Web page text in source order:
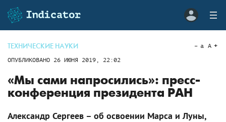
ТЕХНИЧЕСКИЕ НАУКИ
ОПУБЛИКОВАНО 26 ИЮНЯ 2019, 22:02
a A
«Мы сами напросились»: пресс-
конференция президента РАН
Александр Сергеев – об освоении Марса и Луны,